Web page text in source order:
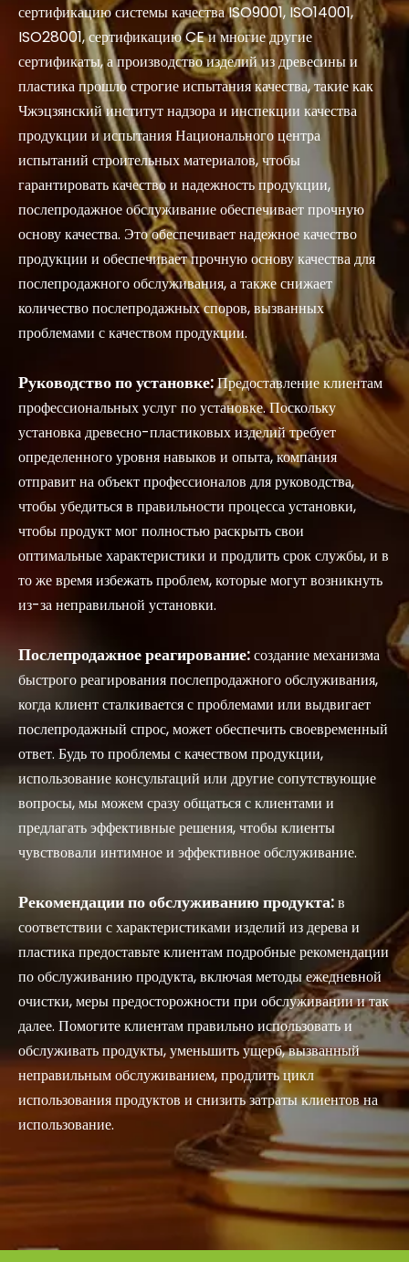
сертификацию системы качества ISO9001, ISO14001,
ISO28001, сертификацию CE и многие другие
сертификаты, а производство изделий из древесины и
пластика прошло строгие испытания качества, такие как
Чжэцзянский институт надзора и инспекции качества
продукции и испытания Национального центра
испытаний строительных материалов, чтобы
гарантировать качество и надежность продукции,
послепродажное обслуживание обеспечивает прочную
основу качества. Это обеспечивает надежное качество
продукции и обеспечивает прочную основу качества для
послепродажного обслуживания, а также снижает
количество послепродажных споров, вызванных
проблемами с качеством продукции.
Руководство по установке:Предоставление клиентам
профессиональных услуг по установке. Поскольку
установка древесно-пластиковых изделий требует
определенного уровня навыков и опыта, компания
отправит на объект профессионалов для руководства,
чтобы убедиться в правильности процесса установки,
чтобы продукт мог полностью раскрыть свои
оптимальные характеристики и продлить срок службы, и в
то же время избежать проблем, которые могут возникнуть
из-за неправильной установки.
Послепродажное реагирование:создание механизма
быстрого реагирования послепродажного обслуживания,
когда клиент сталкивается с проблемами или выдвигает
послепродажный спрос, может обеспечить своевременный
ответ. Будь то проблемы с качеством продукции,
использование консультаций или другие сопутствующие
вопросы, мы можем сразу общаться с клиентами и
предлагать эффективные решения, чтобы клиенты
чувствовали интимное и эффективное обслуживание.
Рекомендации по обслуживанию продукта:в
соответствии с характеристиками изделий из дерева и
пластика предоставьте клиентам подробные рекомендации
по обслуживанию продукта, включая методы ежедневной
очистки, меры предосторожности при обслуживании и так
далее. Помогите клиентам правильно использовать и
обслуживать продукты, уменьшить ущерб, вызванный
неправильным обслуживанием, продлить цикл
использования продуктов и снизить затраты клиентов на
использование.